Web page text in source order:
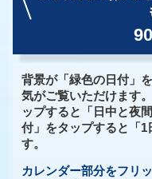
背景が「緑色の日付」
気がご覧いただけます
ップすると「日中と夜
付」をタップすると「1
す。
カレンダー部分をフリ